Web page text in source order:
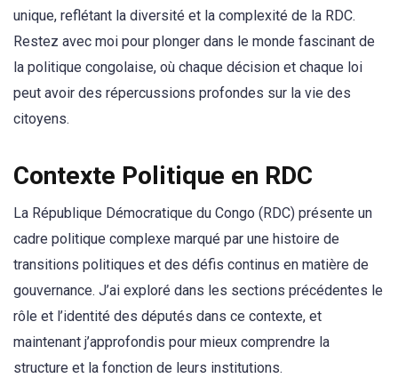
unique, reflétant la diversité et la complexité de la RDC.
Restez avec moi pour plonger dans le monde fascinant de
la politique congolaise, où chaque décision et chaque loi
peut avoir des répercussions profondes sur la vie des
citoyens.
Contexte Politique en RDC
La République Démocratique du Congo (RDC) présente un
cadre politique complexe marqué par une histoire de
transitions politiques et des défis continus en matière de
gouvernance. J’ai exploré dans les sections précédentes le
rôle et l’identité des députés dans ce contexte, et
maintenant j’approfondis pour mieux comprendre la
structure et la fonction de leurs institutions.